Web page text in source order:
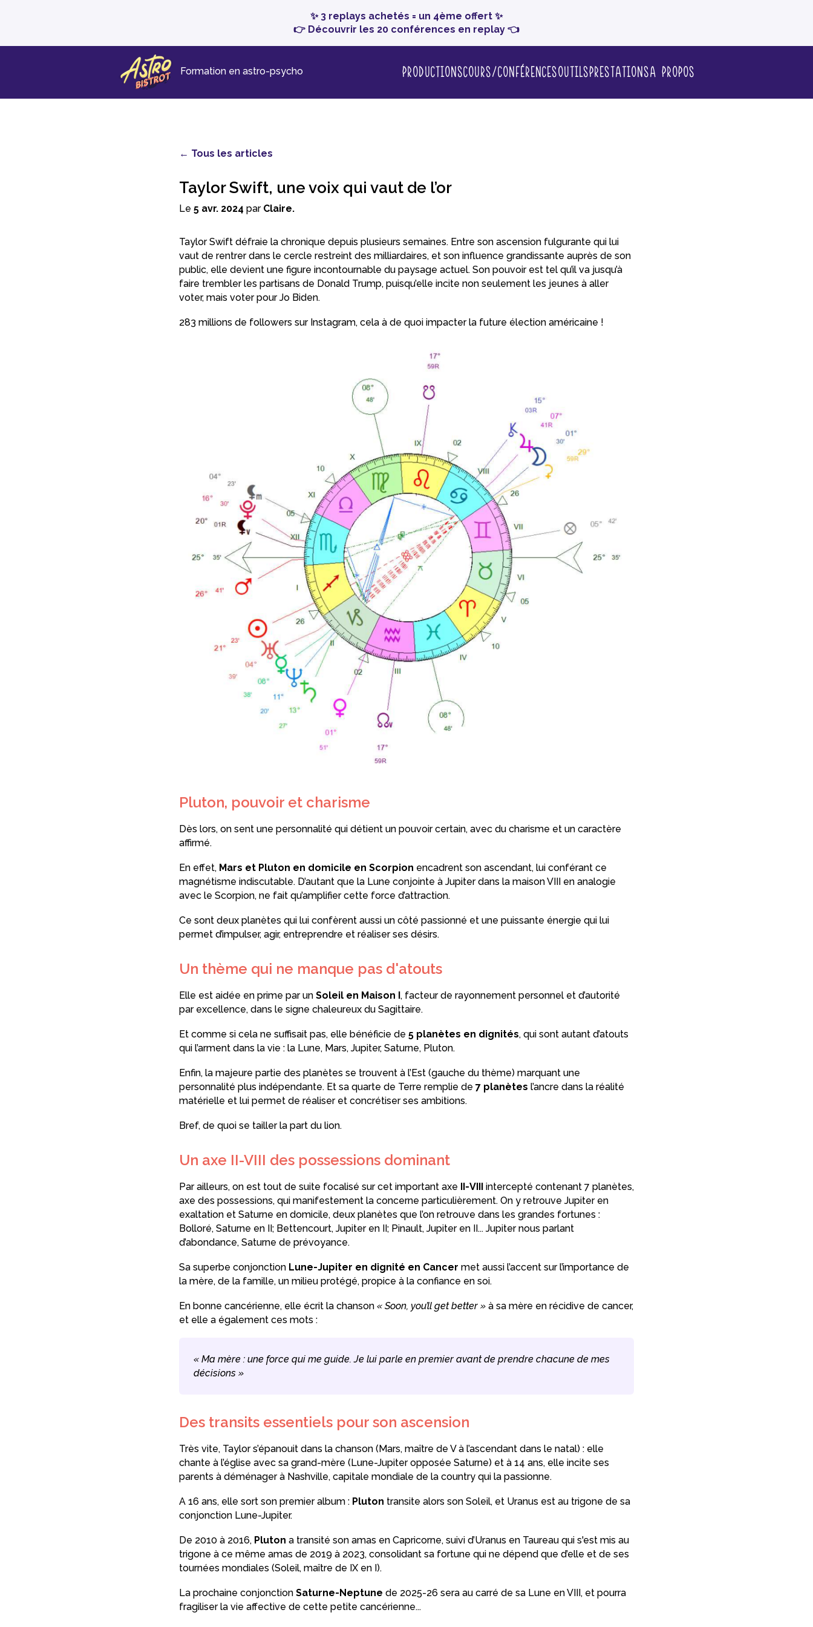
✨ 3 replays achetés = un 4ème offert ✨
👉 Découvrir les 20 conférences en replay 👈
Formation en astro-psycho ProductionsCours/conférencesOutilsPrestationsA propos
← Tous les articles
Taylor Swift, une voix qui vaut de l’or
Le 5 avr. 2024 par Claire.
Taylor Swift défraie la chronique depuis plusieurs semaines. Entre son ascension fulgurante qui lui
vaut de rentrer dans le cercle restreint des milliardaires, et son influence grandissante auprès de son
public, elle devient une figure incontournable du paysage actuel. Son pouvoir est tel qu’il va jusqu’à
faire trembler les partisans de Donald Trump, puisqu’elle incite non seulement les jeunes à aller
voter, mais voter pour Jo Biden.
283 millions de followers sur Instagram, cela à de quoi impacter la future élection américaine !
Pluton, pouvoir et charisme
Dès lors, on sent une personnalité qui détient un pouvoir certain, avec du charisme et un caractère
affirmé.
En effet, Mars et Pluton en domicile en Scorpion encadrent son ascendant, lui conférant ce
magnétisme indiscutable. D’autant que la Lune conjointe à Jupiter dans la maison VIII en analogie
avec le Scorpion, ne fait qu’amplifier cette force d’attraction.
Ce sont deux planètes qui lui confèrent aussi un côté passionné et une puissante énergie qui lui
permet d’impulser, agir, entreprendre et réaliser ses désirs.
Un thème qui ne manque pas d'atouts
Elle est aidée en prime par un Soleil en Maison I, facteur de rayonnement personnel et d’autorité
par excellence, dans le signe chaleureux du Sagittaire.
Et comme si cela ne suffisait pas, elle bénéficie de 5 planètes en dignités, qui sont autant d’atouts
qui l’arment dans la vie : la Lune, Mars, Jupiter, Saturne, Pluton.
Enfin, la majeure partie des planètes se trouvent à l’Est (gauche du thème) marquant une
personnalité plus indépendante. Et sa quarte de Terre remplie de 7 planètes l’ancre dans la réalité
matérielle et lui permet de réaliser et concrétiser ses ambitions.
Bref, de quoi se tailler la part du lion.
Un axe II-VIII des possessions dominant
Par ailleurs, on est tout de suite focalisé sur cet important axe II-VIII intercepté contenant 7 planètes,
axe des possessions, qui manifestement la concerne particulièrement. On y retrouve Jupiter en
exaltation et Saturne en domicile, deux planètes que l’on retrouve dans les grandes fortunes :
Bolloré, Saturne en II; Bettencourt, Jupiter en II; Pinault, Jupiter en II... Jupiter nous parlant
d’abondance, Saturne de prévoyance.
Sa superbe conjonction Lune-Jupiter en dignité en Cancer met aussi l’accent sur l’importance de
la mère, de la famille, un milieu protégé, propice à la confiance en soi.
En bonne cancérienne, elle écrit la chanson « Soon, you’ll get better » à sa mère en récidive de cancer,
et elle a également ces mots :
« Ma mère : une force qui me guide. Je lui parle en premier avant de prendre chacune de mes
décisions »
Des transits essentiels pour son ascension
Très vite, Taylor s’épanouit dans la chanson (Mars, maître de V à l’ascendant dans le natal) : elle
chante à l’église avec sa grand-mère (Lune-Jupiter opposée Saturne) et à 14 ans, elle incite ses
parents à déménager à Nashville, capitale mondiale de la country qui la passionne.
A 16 ans, elle sort son premier album : Pluton transite alors son Soleil, et Uranus est au trigone de sa
conjonction Lune-Jupiter.
De 2010 à 2016, Pluton a transité son amas en Capricorne, suivi d’Uranus en Taureau qui s'est mis au
trigone à ce même amas de 2019 à 2023, consolidant sa fortune qui ne dépend que d’elle et de ses
tournées mondiales (Soleil, maître de IX en I).
La prochaine conjonction Saturne-Neptune de 2025-26 sera au carré de sa Lune en VIII, et pourra
fragiliser la vie affective de cette petite cancérienne...